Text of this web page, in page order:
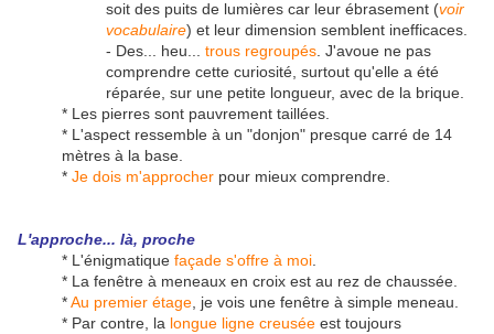
soit des puits de lumières car leur ébrasement (voir
vocabulaire) et leur dimension semblent inefficaces.
- Des... heu... trous regroupés . J'avoue ne pas
comprendre cette curiosité, surtout qu'elle a été
réparée, sur une petite longueur, avec de la brique.
* Les pierres sont pauvrement taillées.
* L'aspect ressemble à un "donjon" presque carré de 14
mètres à la base.
* Je dois m'approcher pour mieux comprendre.
L'approche... là, proche
* L'énigmatique façade s'offre à moi
* La fenêtre à meneaux en croix est au rez de chaussée.
*Au premier étage , je vois une fenêtre à simple meneau.
* Par contre, la longue ligne creusée est toujours